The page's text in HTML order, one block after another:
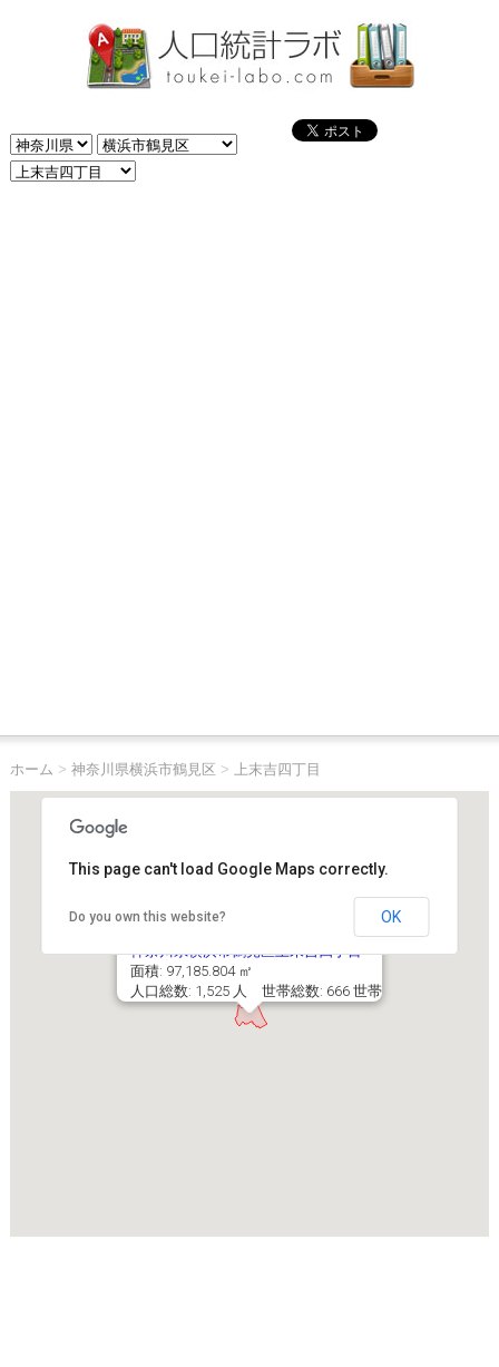
ホーム > 神奈川県横浜市鶴見区 > 上末吉四丁目
神奈川県横浜市鶴見区上末吉四丁目
面積: 97,185.804 ㎡
人口総数: 1,525 人 世帯総数: 666 世帯
This page can't load Google Maps correctly.
Do you own this website? OK